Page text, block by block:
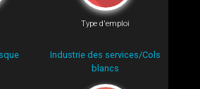
Type d'emploi
Industrie des services/Cols
blancs